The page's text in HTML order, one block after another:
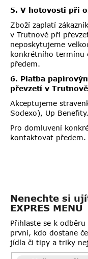
5. V hotovosti při
Zboží zaplatí
v Trutnově při
neposkytujeme
konkrétního termínu
předem.
6. Platba
převzetí v
Akceptujeme
Sodexo), Up Benefity.
Pro domluvení
kontaktovat předem.
Nenechte si
EXPRES MENU
Přihlaste se k odběru
první, kdo dostane
jídla či tipy a triky